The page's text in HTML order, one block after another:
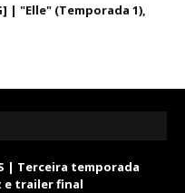
| "Elle" (Temporada 1),
| Terceira temporada
e trailer final